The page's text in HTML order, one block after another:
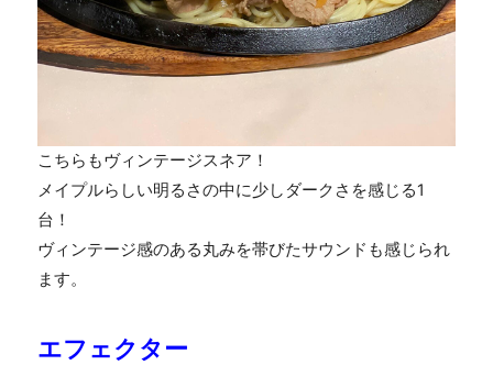
こちらもヴィンテージスネア！
メイプルらしい明るさの中に少しダークさを感じる1
台！
ヴィンテージ感のある丸みを帯びたサウンドも感じられ
ます。
エフェクター